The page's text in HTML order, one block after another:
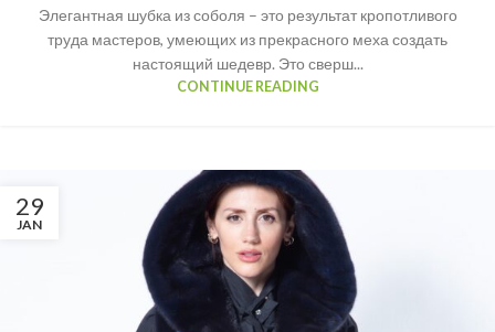
Элегантная шубка из соболя – это результат кропотливого
труда мастеров, умеющих из прекрасного меха создать
настоящий шедевр. Это сверш...
CONTINUE READING
29
JAN